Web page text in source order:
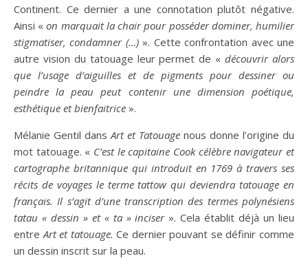
Continent. Ce dernier a une connotation plutôt négative.
Ainsi «on marquait la chair pour posséder dominer, humilier
stigmatiser, condamner (…) ». Cette confrontation avec une
autre vision du tatouage leur permet de «découvrir alors
que l’usage d’aiguilles et de pigments pour dessiner ou
peindre la peau peut contenir une dimension poétique,
esthétique et bienfaitrice ».
Mélanie Gentil dans Art et Tatouage nous donne l’origine du
mot tatouage. « C’est le capitaine Cook célèbre navigateur et
cartographe britannique qui introduit en 1769 à travers ses
récits de voyages le terme tattow qui deviendra tatouage en
français. Il s’agit d’une transcription des termes polynésiens
tatau « dessin » et « ta » inciser ». Cela établit déjà un lieu
entre Art et tatouage. Ce dernier pouvant se définir comme
un dessin inscrit sur la peau.